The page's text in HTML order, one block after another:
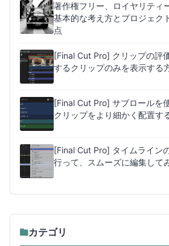
著作権フリー、ロイヤリティ
基本的な考え方とプロジェク
点
[Final Cut Pro] クリップの評
するクリップのみを表示する
[Final Cut Pro] サブロールを
クリップをより細かく配置す
[Final Cut Pro] タイムライン
行って、スムーズに編集して
カテゴリ